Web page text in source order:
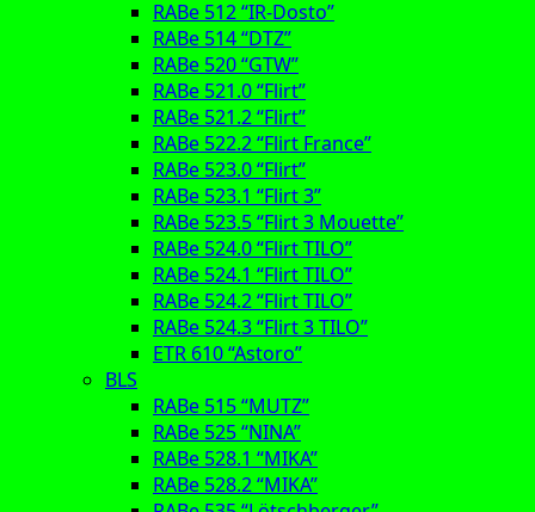
RABe 512 “IR-Dosto”
RABe 514 “DTZ”
RABe 520 “GTW”
RABe 521.0 “Flirt”
RABe 521.2 “Flirt”
RABe 522.2 “Flirt France”
RABe 523.0 “Flirt”
RABe 523.1 “Flirt 3”
RABe 523.5 “Flirt 3 Mouette”
RABe 524.0 “Flirt TILO”
RABe 524.1 “Flirt TILO”
RABe 524.2 “Flirt TILO”
RABe 524.3 “Flirt 3 TILO”
ETR 610 “Astoro”
BLS
RABe 515 “MUTZ”
RABe 525 “NINA”
RABe 528.1 “MIKA”
RABe 528.2 “MIKA”